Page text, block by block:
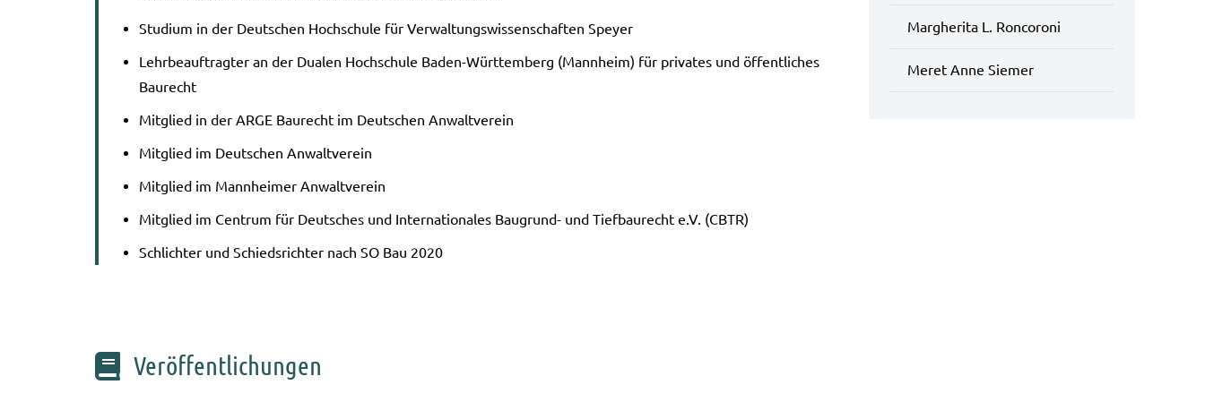
Stu­di­um in der Deut­schen Hoch­schu­le für Ver­wal­tungs­wis­sen­schaf­ten Spey­er
Lehr­be­auf­trag­ter an der Dua­len Hoch­schu­le Baden-Württemberg (Mann­heim) für pri­va­tes und öffent­li­ches
Bau­recht
Mit­glied in der ARGE Bau­recht im Deut­schen Anwalt­ver­ein
Mit­glied im Deut­schen Anwalt­ver­ein
Mit­glied im Mann­hei­mer Anwalt­ver­ein
Mit­glied im Cen­trum für Deut­sches und Inter­na­tio­na­les Baugrund- und Tief­bau­recht e.V. (CBTR)
Schlich­ter und Schieds­rich­ter nach SO Bau 2020
Veröffentlichungen
Margherita L. Roncoroni
Meret Anne Siemer